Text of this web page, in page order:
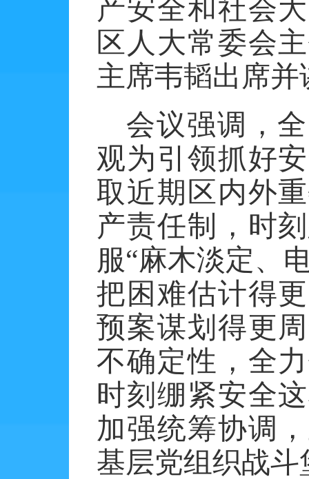
产安全和社会
区人大常委会
主席韦韬出席并
会议强调，
观为引领抓好
取近期区内外
产责任制，时
服“麻木淡定、
把困难估计得
预案谋划得更
不确定性，全
时刻绷紧安全
加强统筹协调
基层党组织战斗